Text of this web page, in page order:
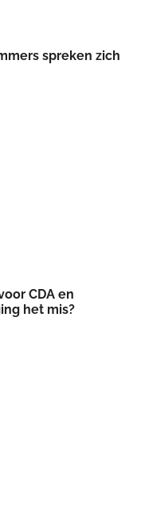
spreken zich
CDA en
het mis?